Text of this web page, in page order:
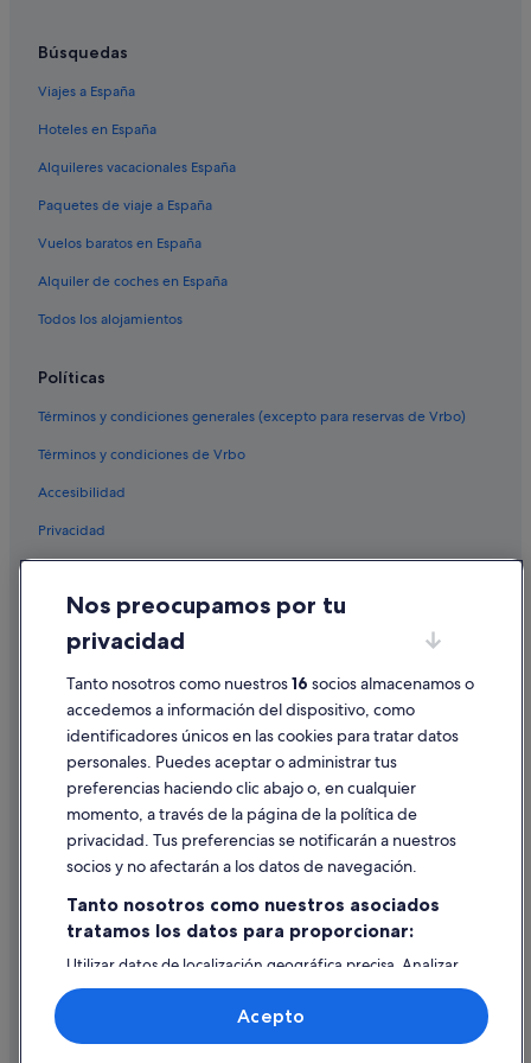
Hoteles baratos en Guardamar del Segura
Hoteles de 5 estrellas en El Moncayo
Quesada hoteles
Campings de caravanas en Guardamar del Segura
Residences en Guardamar del Segura
B&B en Guardamar del Segura
Hoteles románticos en Guardamar del Segura
Hoteles con restaurante en Guardamar del Segura
Hoteles con spa en Guardamar del Segura
Chalets en Guardamar del Segura
Hoteles con piscina en Guardamar del Segura
Hoteles históricos en Guardamar del Segura
Condominios en Guardamar del Segura
Exe Hotels en Guardamar del Segura
Guardamar del Segura hoteles
Melia hoteles en Guardamar del Segura
Complejos de pisos en Guardamar del Segura
Casas rurales en Guardamar del Segura
Campings de caravanas en Quesada
Búsquedas
Viajes a España
Hoteles en España
Alquileres vacacionales España
Paquetes de viaje a España
Vuelos baratos en España
Alquiler de coches en España
Todos los alojamientos
Políticas
Términos y condiciones generales (excepto para reservas de Vrbo)
Términos y condiciones de Vrbo
Accesibilidad
Privacidad
Condiciones de uso
Información legal/contacto
Pautas sobre el contenido y cómo denunciar contenido
Ayuda
Cancelar un vuelo
Cancelar una reserva de hotel o de un alquiler vacacional
Utilizar un cupón de Expedia
Documentos para viajes internacionales
Nos preocupamos por tu
privacidad
Tanto nosotros como nuestros16 socios almacenamos o
accedemos a información del dispositivo, como
identificadores únicos en las cookies para tratar datos
personales. Puedes aceptar o administrar tus
preferencias haciendo clic abajo o, en cualquier
momento, a través de la página de la política de
privacidad. Tus preferencias se notificarán a nuestros
socios y no afectarán a los datos de navegación.
Tanto nosotros como nuestros asociados
tratamos los datos para proporcionar:
Utilizar datos de localización geográfica precisa. Analizar
activamente las características del dispositivo para su
identificación. Almacenar la información en un dispositivo
y/o acceder a ella. Publicidad y contenido personalizados,
medición de publicidad y contenido, investigación de
Acepto